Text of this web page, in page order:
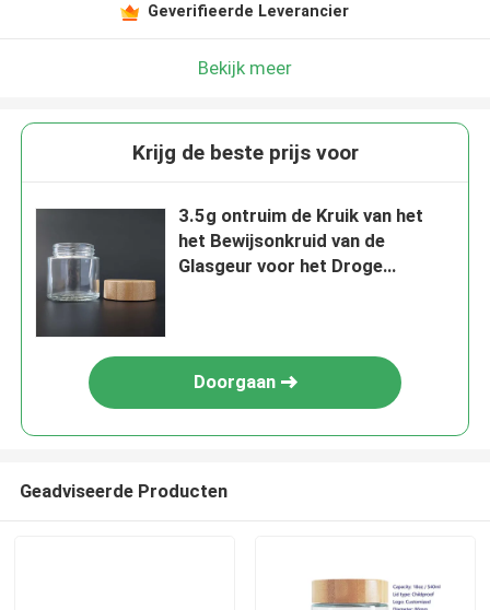
Geverifieerde Leverancier
Bekijk meer
Krijg de beste prijs voor
3.5g ontruim de Kruik van het
het Bewijsonkruid van de
Glasgeur voor het Droge
Doorgaan
Geadviseerde Producten